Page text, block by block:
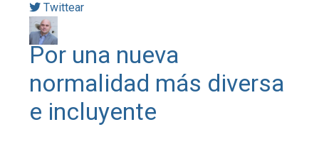
Twittear
Por una nueva
normalidad más diversa
e incluyente